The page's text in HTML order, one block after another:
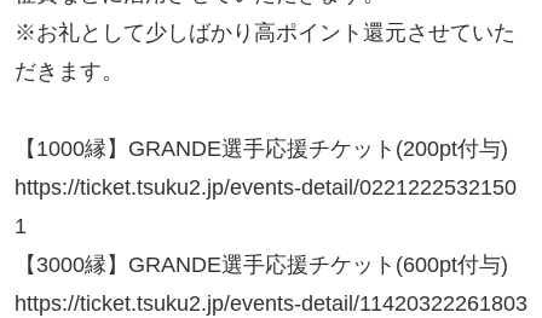
※お礼として少しばかり高ポイント還元させていた
だきます。
【1000縁】GRANDE選手応援チケット(200pt付与)
https://ticket.tsuku2.jp/events-detail/0221222532150
1
【3000縁】GRANDE選手応援チケット(600pt付与)
https://ticket.tsuku2.jp/events-detail/11420322261803